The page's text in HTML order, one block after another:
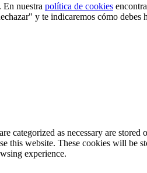
nuestra política de cookies
y te indicaremos cómo debes
as necessary are stored
this website. These cookies will be
experience.